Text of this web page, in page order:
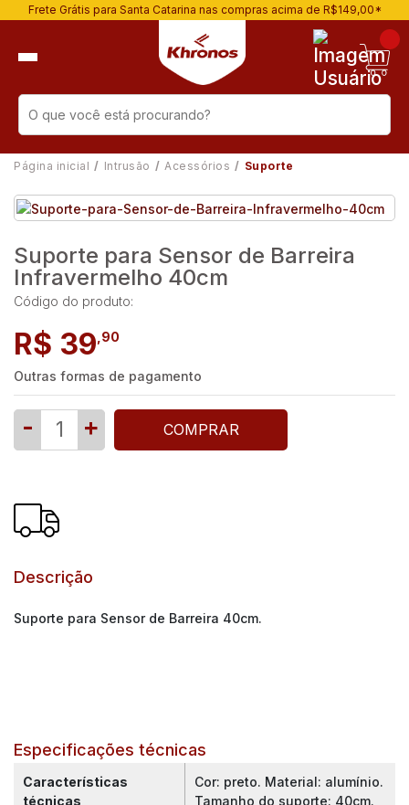
Frete Grátis para Santa Catarina nas compras acima de R$149,00*
Página inicial Intrusão Acessórios Suporte
Suporte para Sensor de Barreira
Infravermelho 40cm
Código do produto:
R$ 39 ,90
Outras formas de pagamento
- + COMPRAR
Descrição
Suporte para Sensor de Barreira 40cm.
Especificações técnicas
Características
técnicas
Cor: preto. Material: alumínio.
Tamanho do suporte: 40cm.